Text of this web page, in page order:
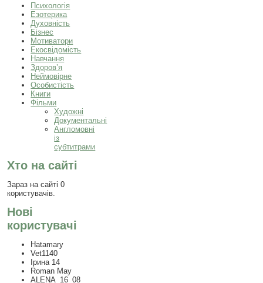
Психологія
Езотерика
Духовність
Бізнес
Мотиватори
Екосвідомість
Навчання
Здоров’я
Неймовірне
Особистість
Книги
Фільми
Художні
Документальні
Англомовні
із
субтитрами
Хто на сайті
Зараз на сайті 0
користувачів.
Нові
користувачі
Hatamary
Vet1140
Ірина 14
Roman May
ALENA_16_08